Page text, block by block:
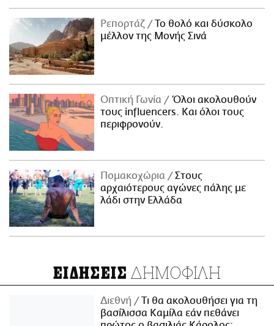
Ρεπορτάζ
Το θολό και δύσκολο
μέλλον της Μονής Σινά
Οπτική Γωνία
Όλοι ακολουθούν
τους influencers. Και όλοι τους
περιφρονούν.
Πομακοχώρια
Στους
αρχαιότερους αγώνες πάλης με
λάδι στην Ελλάδα
ΕΙΔΗΣΕΙΣ ΔΗΜΟΦΙΛΗ
Διεθνή
Τι θα ακολουθήσει για τη
βασίλισσα Καμίλα εάν πεθάνει